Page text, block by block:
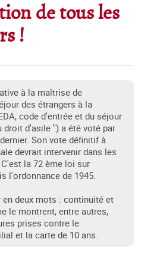
de tous les
!
à la maîtrise de
des étrangers à la
code d'entrée et du séjour
droit d'asile ") a été voté par
Son vote définitif à
devrait intervenir dans les
la 72 ème loi sur
l'ordonnance de 1945.
en deux mots : continuité et
le montrent, entre autres,
prises contre le
et la carte de 10 ans.